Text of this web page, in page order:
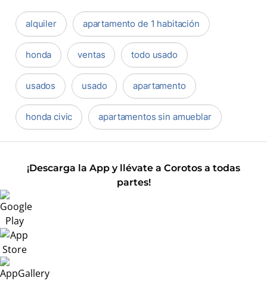
alquiler apartamento de 1 habitación
honda ventas todo usado
usados usado apartamento
honda civic apartamentos sin amueblar
¡Descarga la App y llévate a Corotos a todas
partes!